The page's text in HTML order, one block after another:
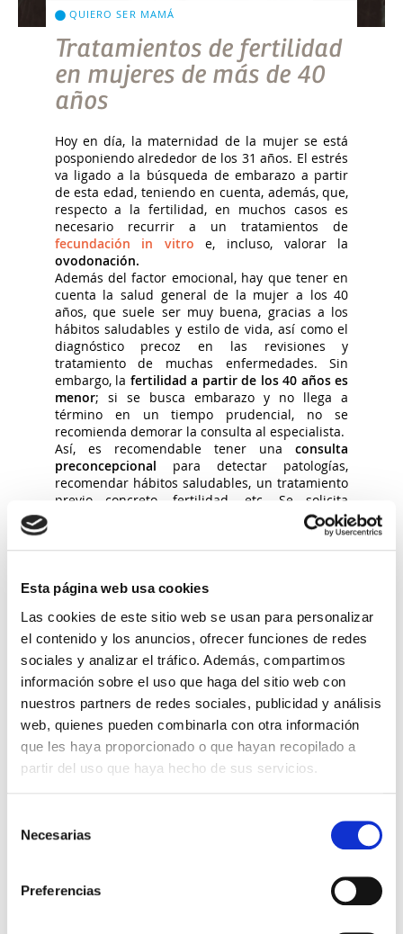
Esta página web usa cookies
Las cookies de este sitio web se usan para personalizar
el contenido y los anuncios, ofrecer funciones de redes
sociales y analizar el tráfico. Además, compartimos
información sobre el uso que haga del sitio web con
nuestros partners de redes sociales, publicidad y análisis
web, quienes pueden combinarla con otra información
que les haya proporcionado o que hayan recopilado a
partir del uso que haya hecho de sus servicios.
Necesarias
Preferencias
QUIERO SER MAMÁ
Tratamientos de fertilidad
en mujeres de más de 40
años
Hoy en día, la maternidad de la mujer se está
posponiendo alrededor de los 31 años. El estrés
va ligado a la búsqueda de embarazo a partir
de esta edad, teniendo en cuenta, además, que,
respecto a la fertilidad, en muchos casos es
necesario recurrir a un tratamientos de
fecundación in vitro e, incluso, valorar la
ovodonación.
Además del factor emocional, hay que tener en
cuenta la salud general de la mujer a los 40
años, que suele ser muy buena, gracias a los
hábitos saludables y estilo de vida, así como el
diagnóstico precoz en las revisiones y
tratamiento de muchas enfermedades. Sin
embargo, la fertilidad a partir de los 40 años es
menor; si se busca embarazo y no llega a
término en un tiempo prudencial, no se
recomienda demorar la consulta al especialista.
Así, es recomendable tener unaconsulta
preconcepcional para detectar patologías,
recomendar hábitos saludables, un tratamiento
previo concreto, fertilidad, etc. Se solicita
también una analítica general, mamografía,
control de presión arterial y una revisión
ginecológica. Estos serían algunos de los
Si se detectase alguna enfermedad que
riesgos y beneficios previamente a llevar a cabo
el tratamiento. Se tomará la decisión médica
más adecuada para la paciente teniendo en
cuenta además todos los parámetros
anteriormente mencionados.
El control del embarazoes recomendable
hacerlo con especial interés y cuidado, pues los
estados hipertensivos, la diabetes gestacional,
problemas tiroideos, etc, son más frecuente
también en este rango de edad. Hay que
tener en cuenta que gestar a estas edades tiene
unas consideraciones especiales a tener en
Altamente recomendable es realizar un
seguimiento obstétrico por una unidad de alto
. Tras el nacimiento, debemos realizar un